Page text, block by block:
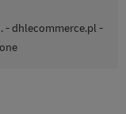
- dhlecommerce.pl -